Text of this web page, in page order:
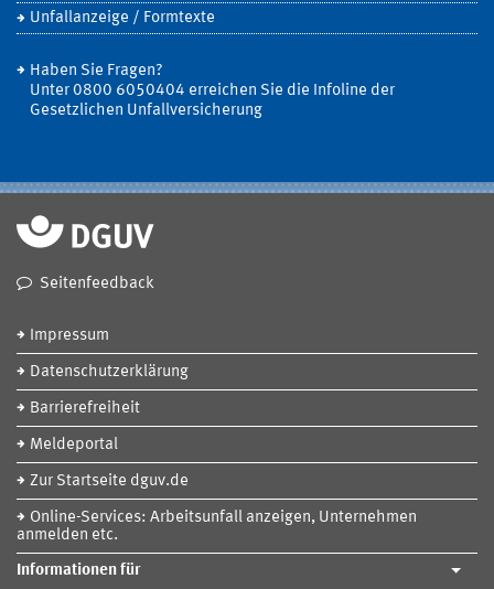
Unfallanzeige / Formtexte
Haben Sie Fragen?
Unter 0800 6050404 erreichen Sie die Infoline der
Gesetzlichen Unfallversicherung
Seitenfeedback
Impressum
Datenschutzerklärung
Barrierefreiheit
Meldeportal
Zur Startseite dguv.de
Online-Services: Arbeitsunfall anzeigen, Unternehmen
anmelden etc.
Informationen für